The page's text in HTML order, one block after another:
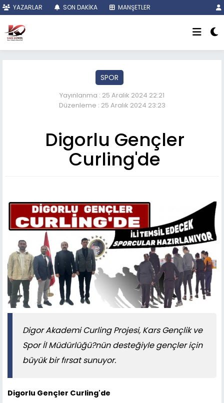
YAZARLAR SON DAKİKA MANŞETLER
SPOR
Yayınlanma : 25 Aralık 2024 22:21
Düzenleme : 25 Aralık 2024 23:23
Digorlu Gençler
Curling'de
Digor Akademi Curling Projesi, Kars Gençlik ve
Spor İl Müdürlüğü?nün desteğiyle gençler için
büyük bir fırsat sunuyor.
Digorlu Gençler Curling'de